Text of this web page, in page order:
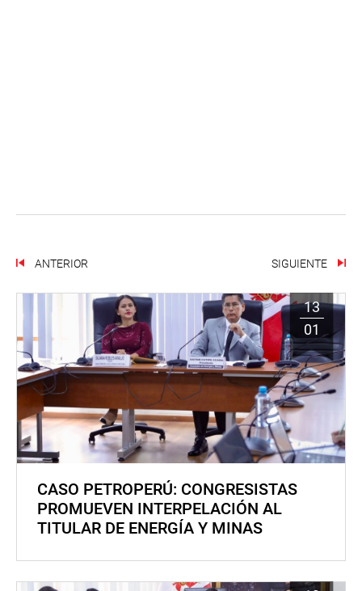
ANTERIOR SIGUIENTE
13
01
CASO PETROPERÚ: CONGRESISTAS
PROMUEVEN INTERPELACIÓN AL
TITULAR DE ENERGÍA Y MINAS